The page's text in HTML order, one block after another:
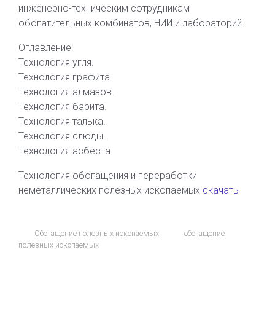
инженерно-техническим сотрудникам
обогатительных комбинатов, НИИ и лабораторий.
Оглавление:
Технология угля.
Технология графита.
Технология алмазов.
Технология барита.
Технология талька.
Технология слюды.
Технология асбеста.
Технология обогащения и переработки
неметаллических полезных ископаемых скачать
Обогащение полезных ископаемых
обогащение
полезных ископаемых